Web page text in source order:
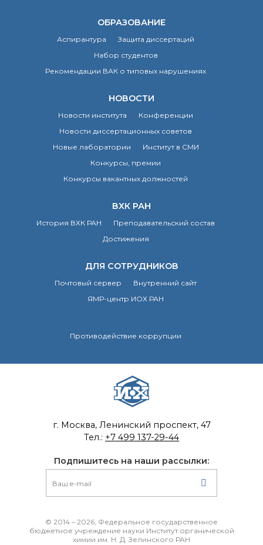
ОБРАЗОВАНИЕ
Аспирантура
Защита диссертаций
Набор студентов
Рекомендации ВАК о типовых нарушениях
НОВОСТИ
Новости института
Конференции
Новости диссертационных советов
Новые лаборатории
Институт в СМИ
Конкурсы, премии
Конкурсы вакантных должностей
ВХК РАН
История ВХК РАН
Преподавательский состав
Достижения
ДЛЯ СОТРУДНИКОВ
Почтовый сервер
Внутренний сайт
ЯМР-центр ИОХ РАН
Противодействие коррупции
г. Москва, Ленинский проспект, 47
Тел.: +7 499 137-29-44
Подпишитесь на наши рассылки:
© 2014 – 2026, Федеральное государственное
бюджетное учреждение науки Институт органической
химии им. Н. Д. Зелинского РАН